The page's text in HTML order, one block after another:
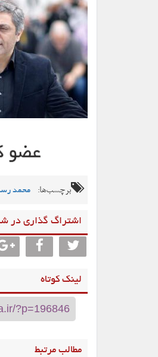
برچسب‌ها: محمد
اشتراگ گذاری در
لینک کوتاه
مطالب مرتبط